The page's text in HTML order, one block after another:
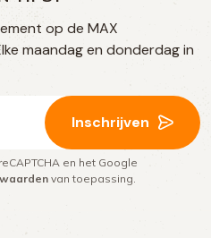
op de MAX
maandag en donderdag in
Inschrijven
en het Google
van toepassing.